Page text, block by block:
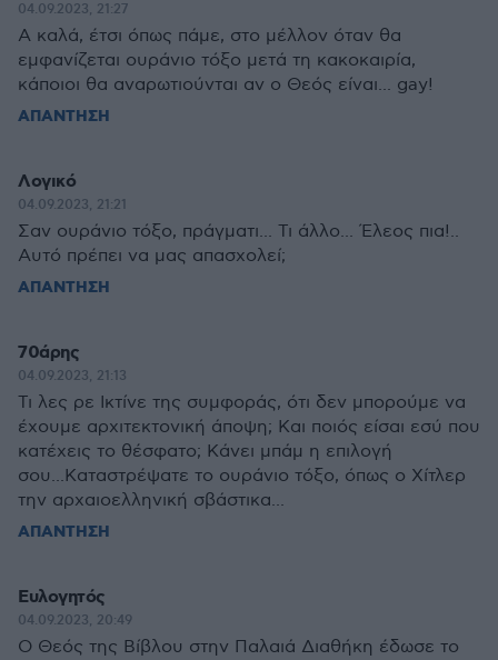
04.09.2023, 21:27
Α καλά, έτσι όπως πάμε, στο μέλλον όταν θα
εμφανίζεται ουράνιο τόξο μετά τη κακοκαιρία,
κάποιοι θα αναρωτιούνται αν ο Θεός είναι... gay!
ΑΠΑΝΤΗΣΗ
Λογικό
04.09.2023, 21:21
Σαν ουράνιο τόξο, πράγματι... Τι άλλο... Έλεος πια!..
Αυτό πρέπει να μας απασχολεί;
ΑΠΑΝΤΗΣΗ
70άρης
04.09.2023, 21:13
Τι λες ρε Ικτίνε της συμφοράς, ότι δεν μπορούμε να
έχουμε αρχιτεκτονική άποψη; Και ποιός είσαι εσύ που
κατέχεις το θέσφατο; Κάνει μπάμ η επιλογή
σου...Καταστρέψατε το ουράνιο τόξο, όπως ο Χίτλερ
την αρχαιοελληνική σβάστικα...
ΑΠΑΝΤΗΣΗ
Ευλογητός
04.09.2023, 20:49
Ο Θεός της Βίβλου στην Παλαιά Διαθήκη έδωσε το